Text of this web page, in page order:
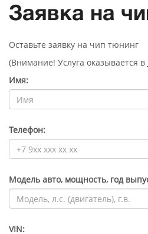
Заявка на
Оставьте заявку на чип тюнинг
(Внимание! Услуга оказывается в
Имя:
Телефон:
Модель авто, мощность, год
VIN: